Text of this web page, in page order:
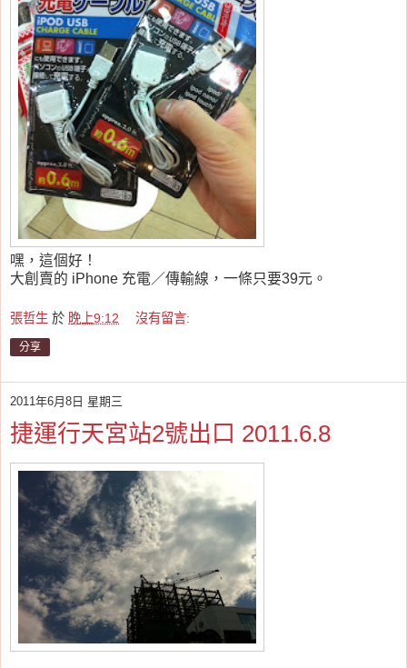
嘿，這個好！
大創賣的 iPhone 充電／傳輸線，一條只要39元。
張哲生 於 晚上9:12 沒有留言:
分享
2011年6月8日 星期三
捷運行天宮站2號出口 2011.6.8